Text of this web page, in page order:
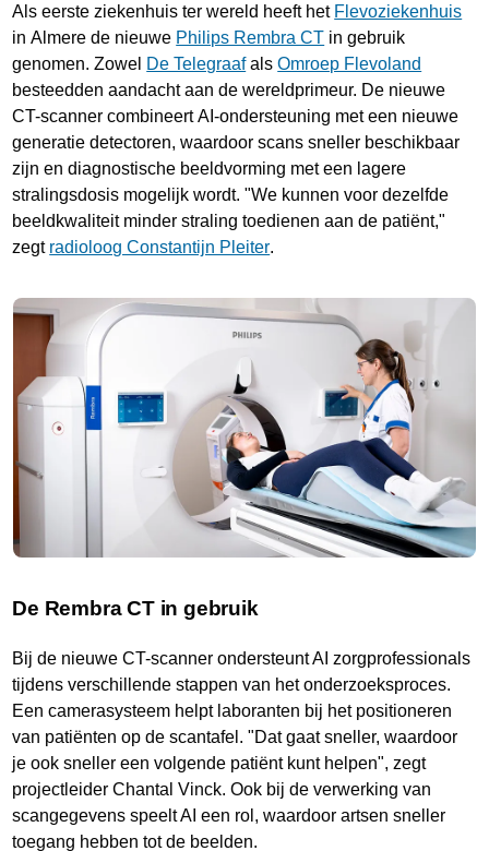
Als eerste ziekenhuis ter wereld heeft het Flevoziekenhuis
in Almere de nieuwe Philips Rembra CT in gebruik
genomen. Zowel De TelegraafalsOmroep Flevoland
besteedden aandacht aan de wereldprimeur. De nieuwe
CT-scanner combineert AI-ondersteuning met een nieuwe
generatie detectoren, waardoor scans sneller beschikbaar
zijn en diagnostische beeldvorming met een lagere
stralingsdosis mogelijk wordt. "We kunnen voor dezelfde
beeldkwaliteit minder straling toedienen aan de patiënt,"
zegt radioloog Constantijn Pleiter.
De Rembra CT in gebruik
Bij de nieuwe CT-scanner ondersteunt AI zorgprofessionals
tijdens verschillende stappen van het onderzoeksproces.
Een camerasysteem helpt laboranten bij het positioneren
van patiënten op de scantafel. "Dat gaat sneller, waardoor
je ook sneller een volgende patiënt kunt helpen", zegt
projectleider Chantal Vinck. Ook bij de verwerking van
scangegevens speelt AI een rol, waardoor artsen sneller
toegang hebben tot de beelden.